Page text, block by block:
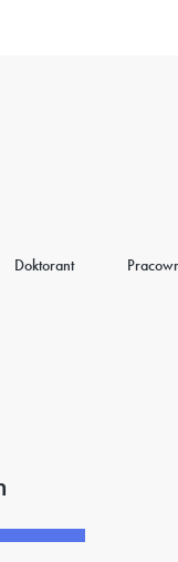
Doktorant